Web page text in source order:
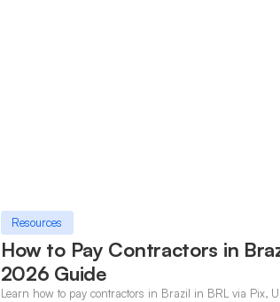
Resources
How to Pay Contractors in
2026 Guide
Learn how to pay contractors in Brazil in BRL via Pix,